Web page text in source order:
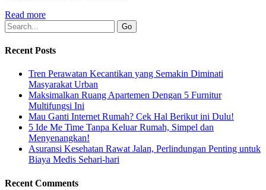
Read more
Recent Posts
Tren Perawatan Kecantikan yang Semakin Diminati
Masyarakat Urban
Maksimalkan Ruang Apartemen Dengan 5 Furnitur
Multifungsi Ini
Mau Ganti Internet Rumah? Cek Hal Berikut ini Dulu!
5 Ide Me Time Tanpa Keluar Rumah, Simpel dan
Menyenangkan!
Asuransi Kesehatan Rawat Jalan, Perlindungan Penting untuk
Biaya Medis Sehari-hari
Recent Comments